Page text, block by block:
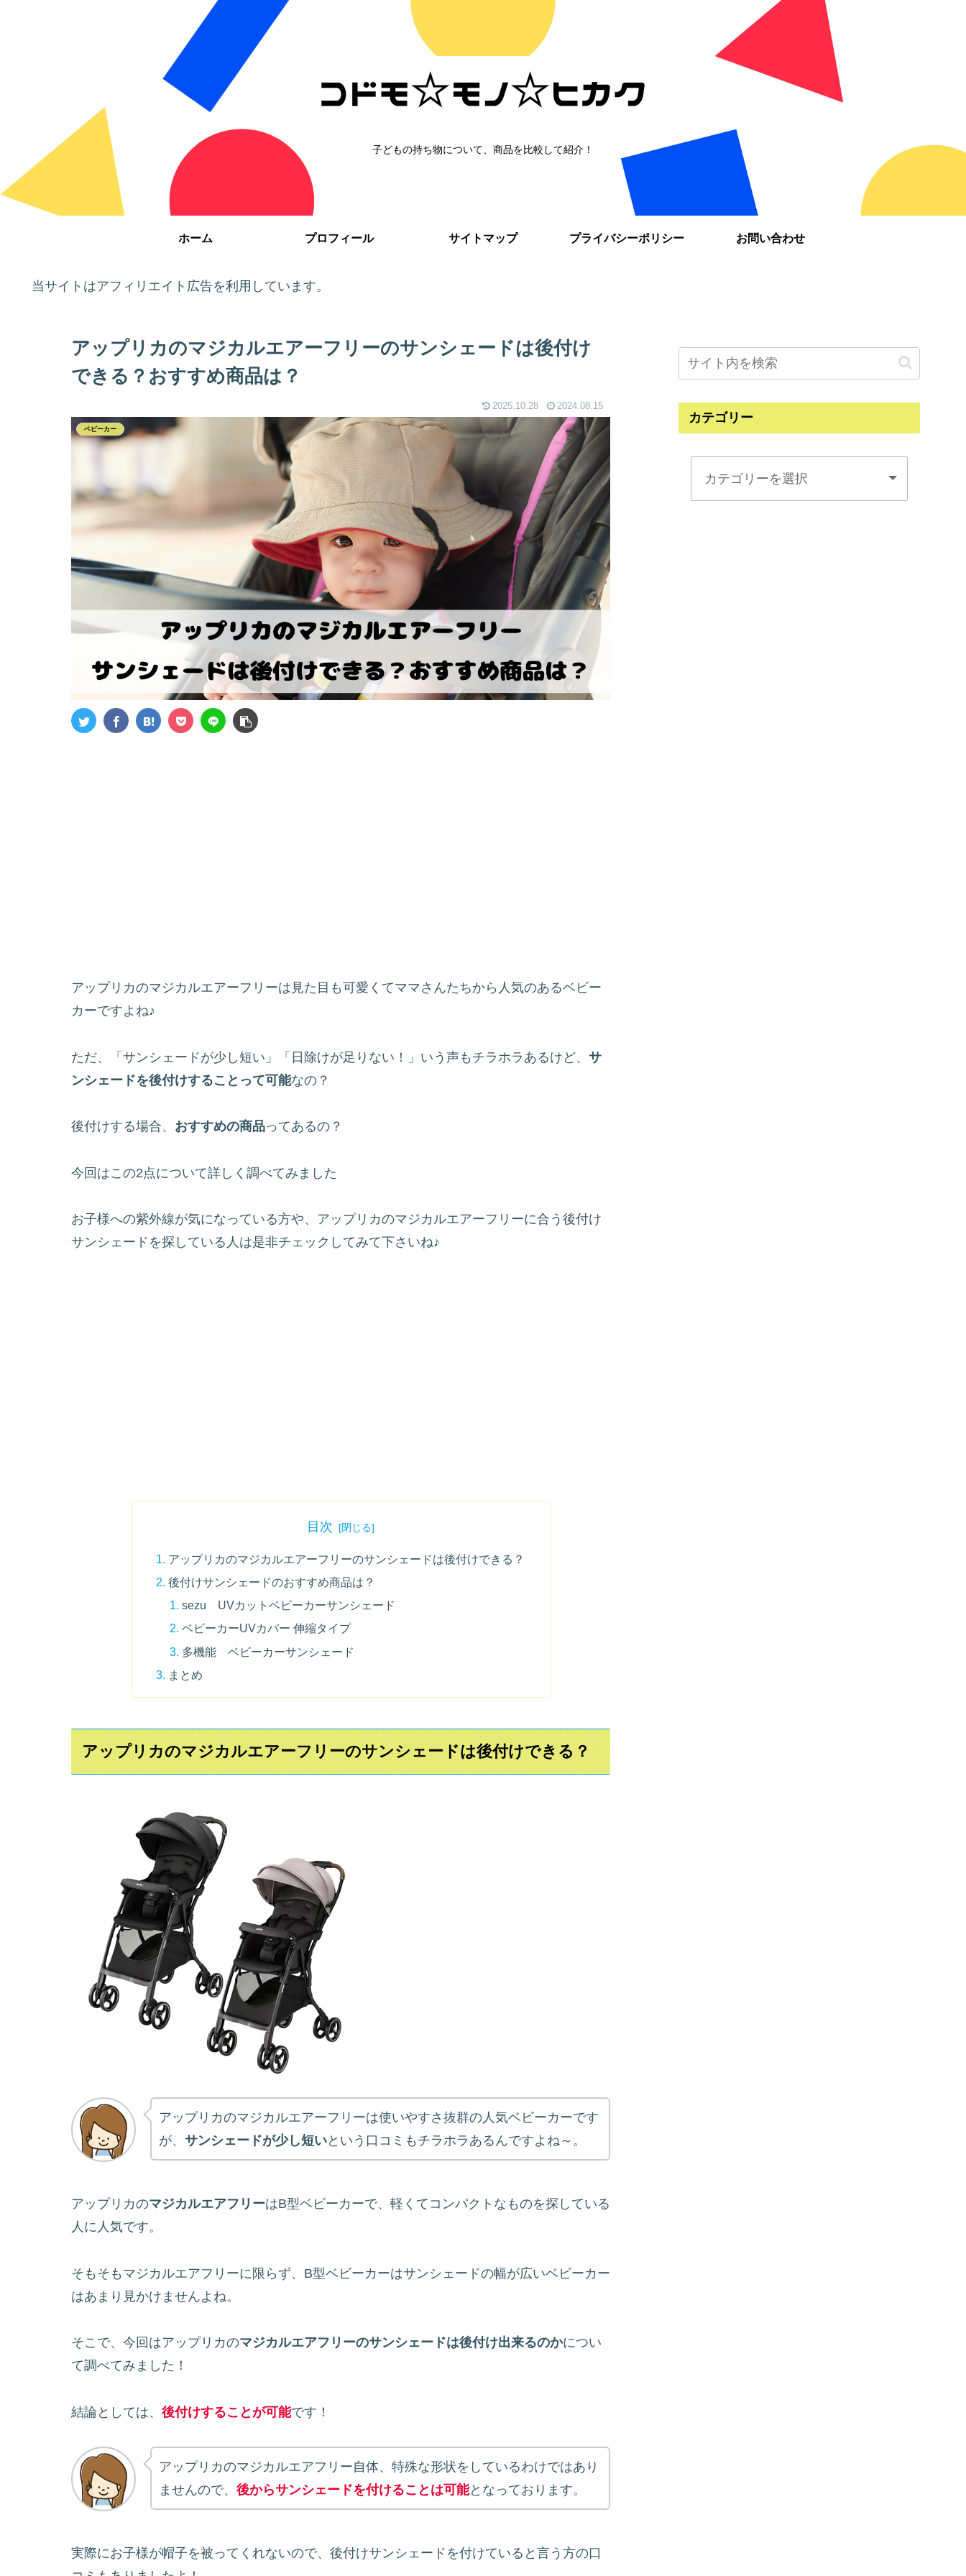
子どもの持ち物について、商品を比較して紹介！
ホーム プロフィール サイトマップ プライバシーポリシー お問い合わせ
当サイトはアフィリエイト広告を利用しています。
アップリカのマジカルエアーフリーのサンシェードは後付け
できる？おすすめ商品は？
2025.10.28 2024.08.15
ベビーカー
アップリカのマジカルエアーフリーは見た目も可愛くてママさんたちから人気のあるベビー
カーですよね♪
ただ、「サンシェードが少し短い」「日除けが足りない！」いう声もチラホラあるけど、 サ
ンシェードを後付けすることって可能なの？
後付けする場合、 おすすめの商品ってあるの？
今回はこの2点について詳しく調べてみました
お子様への紫外線が気になっている方や、アップリカのマジカルエアーフリーに合う後付け
サンシェードを探している人は是非チェックしてみて下さいね♪
目次
アップリカのマジカルエアーフリーのサンシェードは後付けできる？
後付けサンシェードのおすすめ商品は？
sezu UVカットベビーカーサンシェード
ベビーカーUVカバー 伸縮タイプ
多機能 ベビーカーサンシェード
まとめ
アップリカのマジカルエアーフリーのサンシェードは後付けできる？
アップリカのマジカルエアーフリーは使いやすさ抜群の人気ベビーカーです
が、 サンシェードが少し短いという口コミもチラホラあるんですよね～。
アップリカのマジカルエアフリーはB型ベビーカーで、軽くてコンパクトなものを探している
人に人気です。
そもそもマジカルエアフリーに限らず、B型ベビーカーはサンシェードの幅が広いベビーカー
はあまり見かけませんよね。
そこで、今回はアップリカのマジカルエアフリーのサンシェードは後付け出来るのかについ
て調べてみました！
結論としては、 後付けすることが可能です！
アップリカのマジカルエアフリー自体、特殊な形状をしているわけではあり
ませんので、 後からサンシェードを付けることは可能となっております。
実際にお子様が帽子を被ってくれないので、後付けサンシェードを付けていると言う方の口
カテゴリー